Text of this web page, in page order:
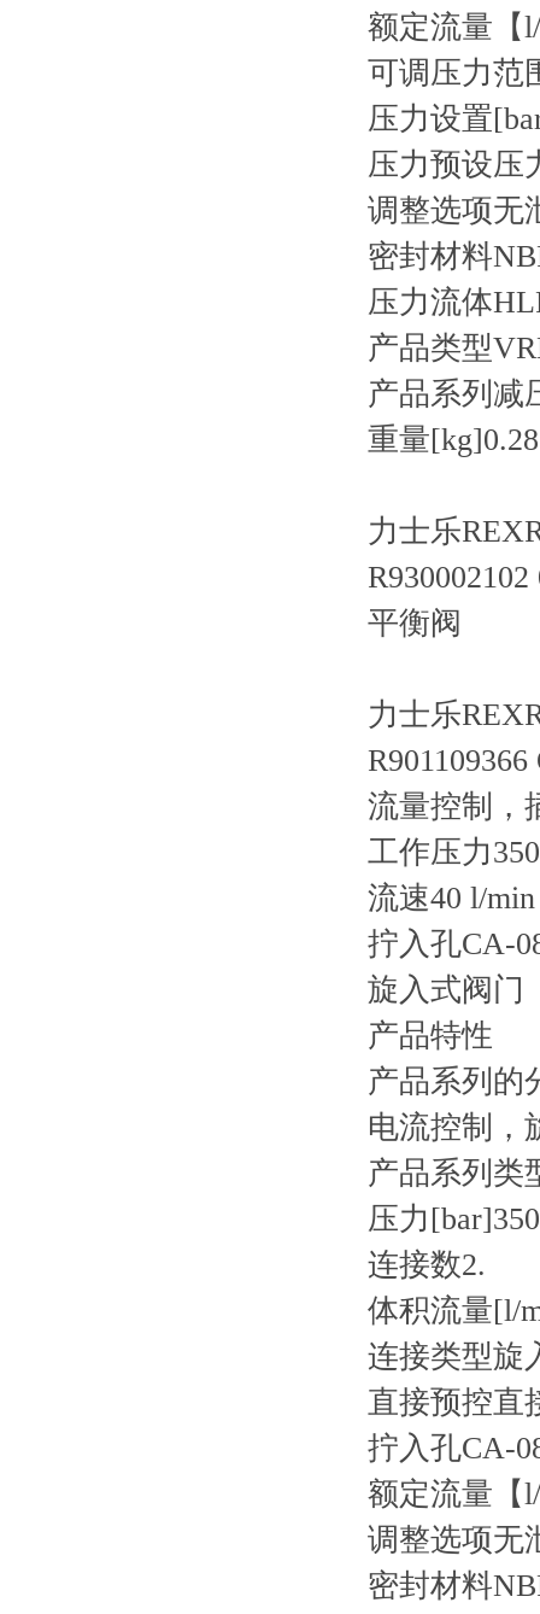
额定流量【
可调压力范
压力设置
压力预设压
调整选项无
密封材料
压力流体
产品类型
产品系列减
重量[kg]0.28
力士乐
R930002102
平衡阀
力士乐
流量控制，
工作压力
流速40 l/
拧入孔CA-
旋入式阀门
产品特性
产品系列的
电流控制，
产品系列类
压力
连接数2.
体积流量[l/
连接类型旋
直接预控直
拧入孔CA-
额定流量【
调整选项无
密封材料